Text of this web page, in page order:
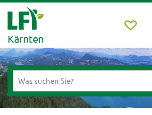
Kärnten